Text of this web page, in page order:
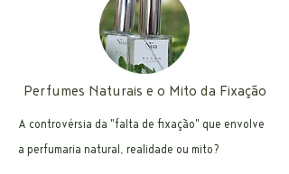
Perfumes Naturais e o Mito da Fixação
A controvérsia da "falta de fixação" que envolve
a perfumaria natural, realidade ou mito?